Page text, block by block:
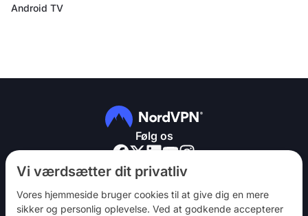
Vi værdsætter dit privatliv
Vores hjemmeside bruger cookies til at give dig en mere
sikker og personlig oplevelse. Ved at godkende accepterer
Android TV
Følg os